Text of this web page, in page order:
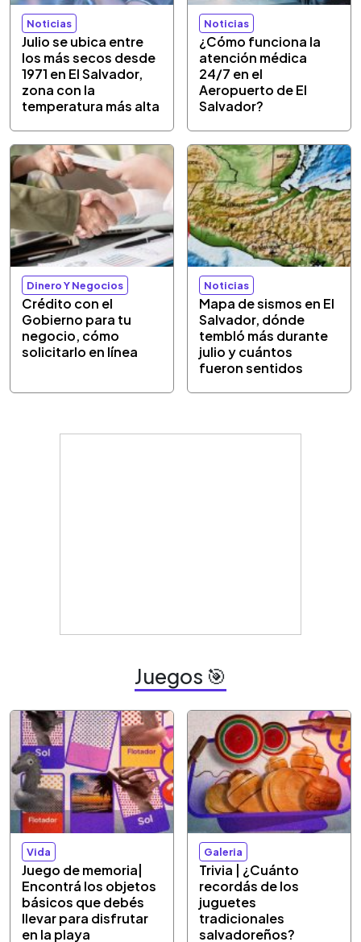
Noticias
Julio se ubica entre
los más secos desde
1971 en El Salvador,
zona con la
temperatura más alta
Noticias
¿Cómo funciona la
atención médica
24/7 en el
Aeropuerto de El
Salvador?
Dinero Y Negocios
Crédito con el
Gobierno para tu
negocio, cómo
solicitarlo en línea
Noticias
Mapa de sismos en El
Salvador, dónde
tembló más durante
julio y cuántos
fueron sentidos
Juegos 🎯
Vida
Juego de memoria|
Encontrá los objetos
básicos que debés
llevar para disfrutar
en la playa
Galeria
Trivia | ¿Cuánto
recordás de los
juguetes
tradicionales
salvadoreños?